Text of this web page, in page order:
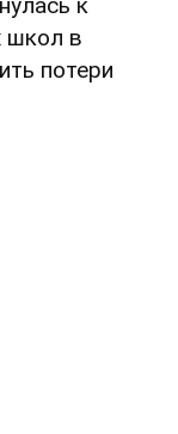
школ в
потери